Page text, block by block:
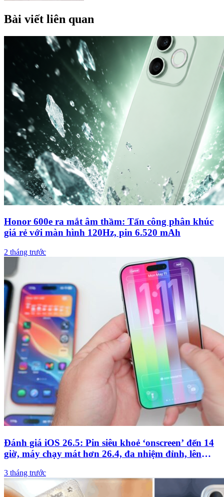
Bài viết liên quan
Honor 600e ra mắt âm thầm: Tấn công phân khúc
giá rẻ với màn hình 120Hz, pin 6.520 mAh
2 tháng trước
Đánh giá iOS 26.5: Pin siêu khoẻ ‘onscreen’ đến 14
giờ, máy chạy mát hơn 26.4, đa nhiệm đỉnh, lên
3 tháng trước